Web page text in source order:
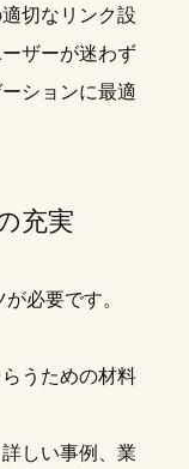
切なリンク設
ザーが迷わず
ションに最適
充実
必要です。
うための材料
しい事例、業